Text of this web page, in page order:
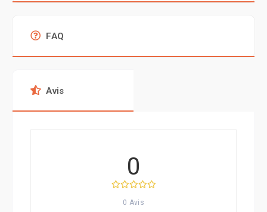
FAQ
Avis
0
0 Avis